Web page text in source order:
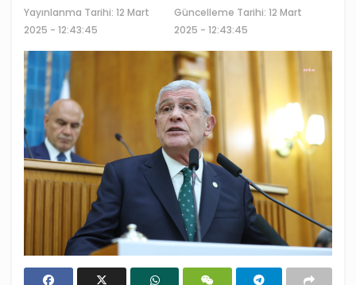
Yayınlanma Tarihi: 12 Mart
2025 - 12:43:45
Güncelleme Tarihi: 12 Mart
2025 - 12:43:45